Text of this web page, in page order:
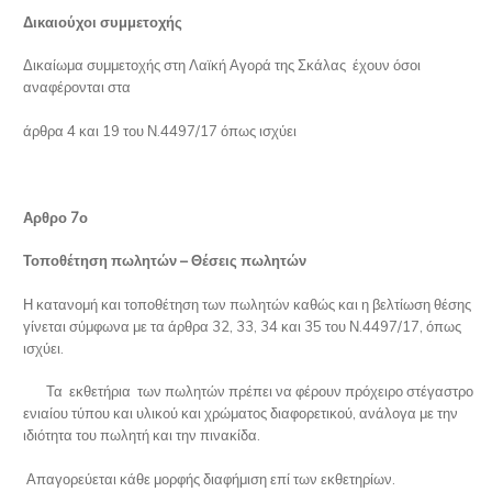
Δικαιούχοι συμμετοχής
Δικαίωμα συμμετοχής στη Λαϊκή Αγορά της Σκάλας έχουν όσοι
αναφέρονται στα
άρθρα 4 και 19 του Ν.4497/17 όπως ισχύει
Αρθρο 7ο
Τοποθέτηση πωλητών – Θέσεις πωλητών
Η κατανομή και τοποθέτηση των πωλητών καθώς και η βελτίωση θέσης
γίνεται σύμφωνα με τα άρθρα 32, 33, 34 και 35 του Ν.4497/17, όπως
ισχύει.
Τα εκθετήρια των πωλητών πρέπει να φέρουν πρόχειρο στέγαστρο
ενιαίου τύπου και υλικού και χρώματος διαφορετικού, ανάλογα με την
ιδιότητα του πωλητή και την πινακίδα.
Απαγορεύεται κάθε μορφής διαφήμιση επί των εκθετηρίων.